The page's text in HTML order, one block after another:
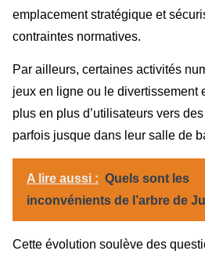
emplacement stratégique et
contraintes normatives.
Par ailleurs, certaines activités
jeux en ligne ou le divertissement
plus en plus d’utilisateurs vers
parfois jusque dans leur salle de
A lire aussi : Quels sont les
inconvénients de l’arbre de
Cette évolution soulève des